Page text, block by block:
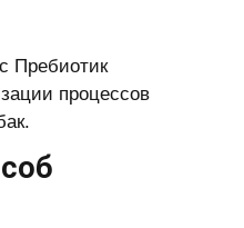
Пребиотик
процессов